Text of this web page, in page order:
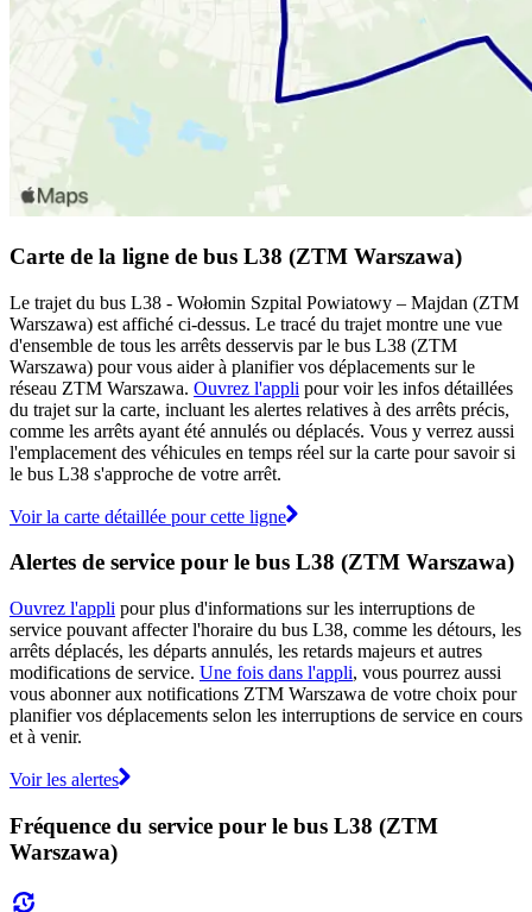
Carte de la ligne de bus L38 (ZTM Warszawa)
Le trajet du bus L38 - Wołomin Szpital Powiatowy – Majdan (ZTM
Warszawa) est affiché ci-dessus. Le tracé du trajet montre une vue
d'ensemble de tous les arrêts desservis par le bus L38 (ZTM
Warszawa) pour vous aider à planifier vos déplacements sur le
réseau ZTM Warszawa. Ouvrez l'appli pour voir les infos détaillées
du trajet sur la carte, incluant les alertes relatives à des arrêts précis,
comme les arrêts ayant été annulés ou déplacés. Vous y verrez aussi
l'emplacement des véhicules en temps réel sur la carte pour savoir si
le bus L38 s'approche de votre arrêt.
Voir la carte détaillée pour cette ligne
Alertes de service pour le bus L38 (ZTM Warszawa)
Ouvrez l'appli pour plus d'informations sur les interruptions de
service pouvant affecter l'horaire du bus L38, comme les détours, les
arrêts déplacés, les départs annulés, les retards majeurs et autres
modifications de service. Une fois dans l'appli, vous pourrez aussi
vous abonner aux notifications ZTM Warszawa de votre choix pour
planifier vos déplacements selon les interruptions de service en cours
et à venir.
Voir les alertes
Fréquence du service pour le bus L38 (ZTM
Warszawa)